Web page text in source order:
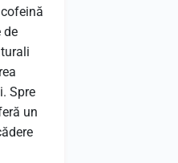
de
Spre
un